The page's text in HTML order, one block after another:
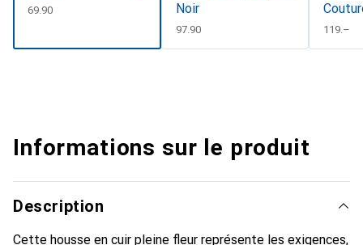
CHF
69.90
Noir
CHF
97.90 CHF
119.–
Informations sur le produit
Description
Cette housse en cuir pleine fleur représente les exigences,